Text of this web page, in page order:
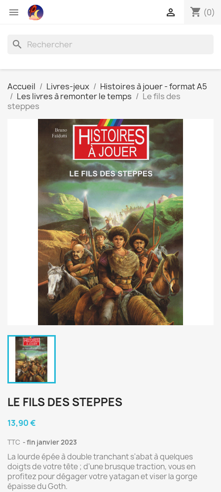
 shopping_cart (0)

search
Accueil Livres-jeux
Histoires à jouer - format A5
Les livres à remonter le temps
Le fils des
steppes
LE FILS DES STEPPES
13,90 €
TTC fin janvier 2023
La lourde épée à double tranchant s'abat à quelques
doigts de votre tête ; d'une brusque traction, vous en
profitez pour dégager votre yatagan et viser la gorge
épaisse du Goth.